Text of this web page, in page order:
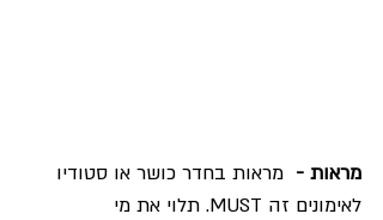
מראות - מראות בחדר כושר או סטודיו
לאימונים זה MUST. תלוי את מי